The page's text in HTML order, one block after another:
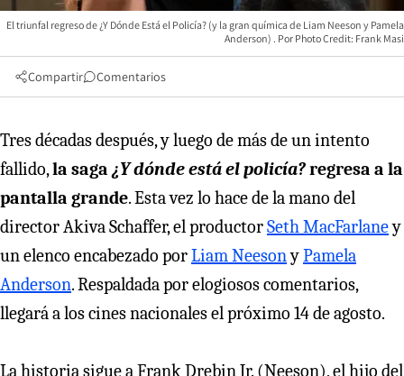
El triunfal regreso de ¿Y Dónde Está el Policía? (y la gran química de Liam Neeson y Pamela
Anderson)
Photo Credit: Frank Masi
Compartir Comentarios
Tres décadas después, y luego de más de un intento
fallido,la saga ¿Y dónde está el policía?regresa a la
pantalla grande. Esta vez lo hace de la mano del
director Akiva Schaffer, el productorSeth MacFarlaney
un elenco encabezado porLiam NeesonyPamela
Anderson. Respaldada por elogiosos comentarios,
llegará a los cines nacionales el próximo 14 de agosto.
La historia sigue a Frank Drebin Jr. (Neeson), el hijo del